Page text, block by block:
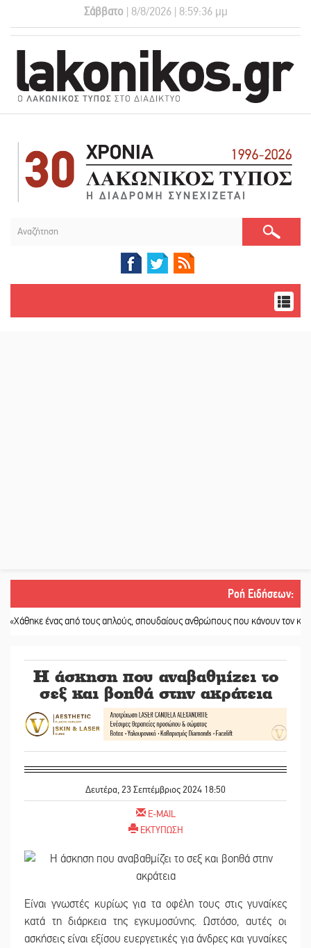
Σάββατο| 8/8/2026 | 8:59:37 μμ
Ροή Ειδήσεων:
ένας από τους απλούς, σπουδαίους ανθρώπους που κάνουν τον κόσμο λίγο
Η άσκηση που αναβαθμίζει το
σεξ και βοηθά στην ακράτεια
Δευτέρα, 23 Σεπτέμβριος 2024 18:50
E-MAIL
ΕΚΤΥΠΩΣΗ
Είναι γνωστές κυρίως για τα οφέλη τους στις γυναίκες
κατά τη διάρκεια της εγκυμοσύνης. Ωστόσο, αυτές οι
ασκήσεις είναι εξίσου ευεργετικές για άνδρες και γυναίκες